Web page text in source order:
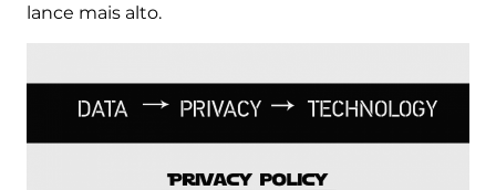
lance mais alto.